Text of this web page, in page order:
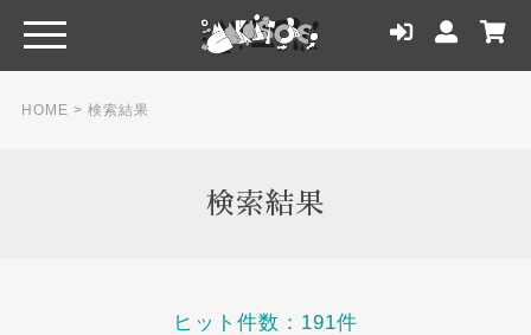
HOME > 検索結果
検索結果
ヒット件数：191件